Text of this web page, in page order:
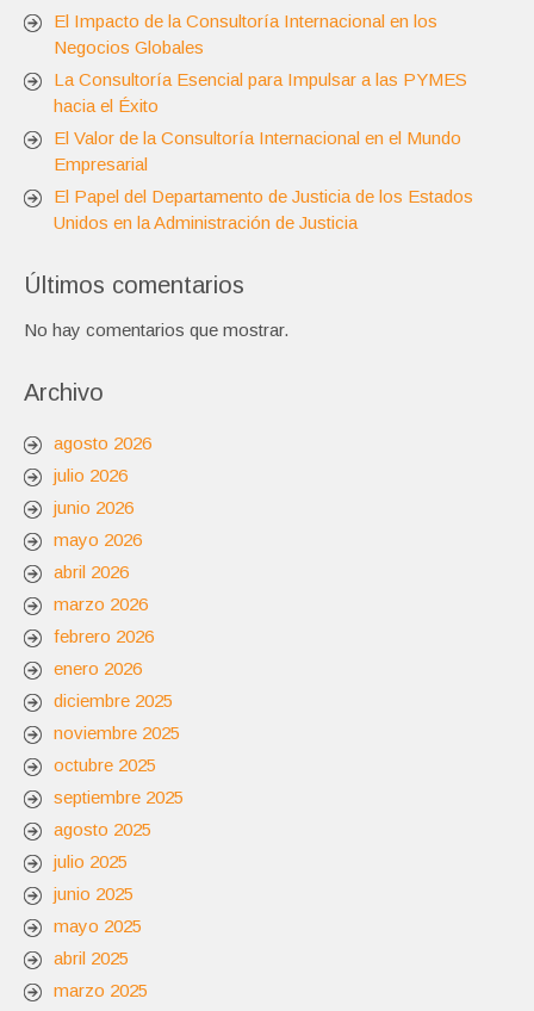
El Impacto de la Consultoría Internacional en los
Negocios Globales
La Consultoría Esencial para Impulsar a las PYMES
hacia el Éxito
El Valor de la Consultoría Internacional en el Mundo
Empresarial
El Papel del Departamento de Justicia de los Estados
Unidos en la Administración de Justicia
Últimos comentarios
No hay comentarios que mostrar.
Archivo
agosto 2026
julio 2026
junio 2026
mayo 2026
abril 2026
marzo 2026
febrero 2026
enero 2026
diciembre 2025
noviembre 2025
octubre 2025
septiembre 2025
agosto 2025
julio 2025
junio 2025
mayo 2025
abril 2025
marzo 2025